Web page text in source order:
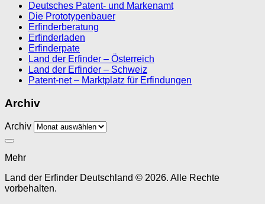
Deutsches Patent- und Markenamt
Die Prototypenbauer
Erfinderberatung
Erfinderladen
Erfinderpate
Land der Erfinder – Österreich
Land der Erfinder – Schweiz
Patent-net – Marktplatz für Erfindungen
Archiv
Archiv
Mehr
Land der Erfinder Deutschland © 2026. Alle Rechte
vorbehalten.